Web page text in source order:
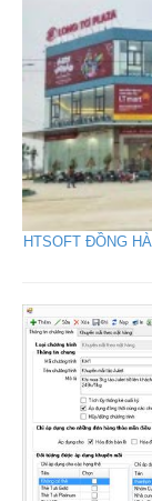
HTSOFT ĐỒNG